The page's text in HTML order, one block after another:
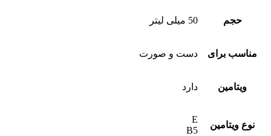
حجم 50 میلی لیتر
مناسب برای دست و صورت
ویتامین دارد
نوع ویتامین
E
B5